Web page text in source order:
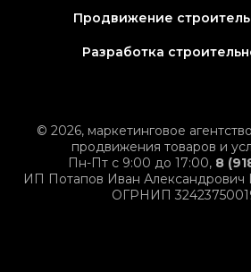
Продвижение
Разработка
© 2026, маркетинговое
продвижения товаров и
Пн-Пт с 9:00 до 17:00, 8
ИП Потапов Иван
ОГРНИП